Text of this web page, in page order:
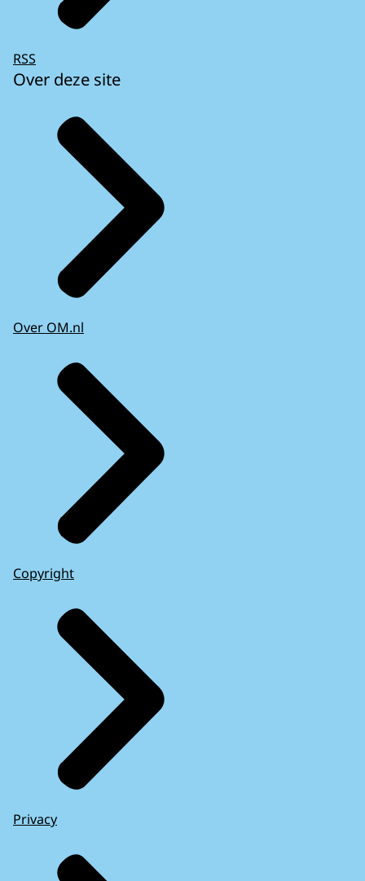
RSS
Over deze site
Over OM.nl
Copyright
Privacy